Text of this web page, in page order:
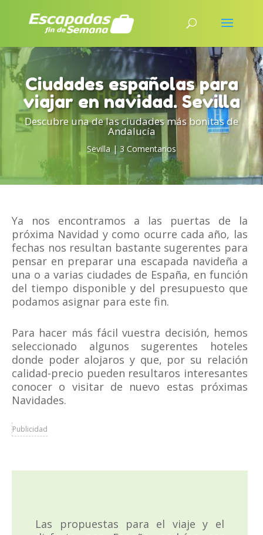
Ciudades españolas para
viajar en navidad. Sevilla
Descubre una de las ciudades más bonitas de
Andalucía
Sevilla| 3 Comentarios
Ya nos encontramos a las puertas de la
próxima Navidad y como ocurre cada año, las
fechas nos resultan bastante sugerentes para
pensar en preparar una escapada navideña a
una o a varias ciudades de España, en función
del tiempo disponible y del presupuesto que
podamos asignar para este fin.
Para hacer más fácil vuestra decisión, hemos
seleccionado algunos sugerentes hoteles
donde poder alojaros y que, por su relación
calidad-precio pueden resultaros interesantes
conocer o visitar de nuevo estas próximas
Navidades.
Publicidad
Las propuestas para el viaje y el